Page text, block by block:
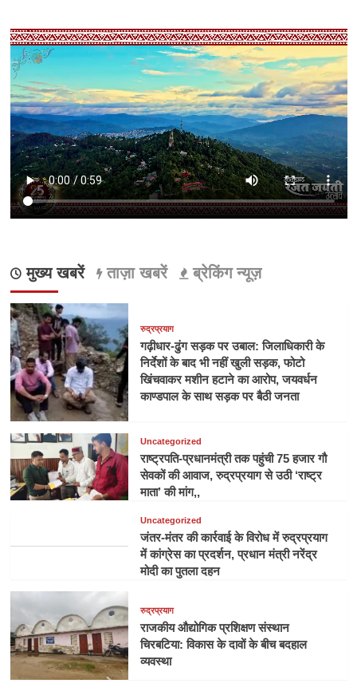
मुख्य खबरें ताज़ा खबरें ब्रेकिंग न्यूज़
रुद्रप्रयाग
गढ़ीधार-ढुंग सड़क पर उबाल: जिलाधिकारी के
निर्देशों के बाद भी नहीं खुली सड़क, फोटो
खिंचवाकर मशीन हटाने का आरोप, जयवर्धन
काण्डपाल के साथ सड़क पर बैठी जनता
Uncategorized
राष्ट्रपति-प्रधानमंत्री तक पहुंची 75 हजार गौ
सेवकों की आवाज, रुद्रप्रयाग से उठी ‘राष्ट्र
माता’ की मांग,,
Uncategorized
जंतर-मंतर की कार्रवाई के विरोध में रुद्रप्रयाग
में कांग्रेस का प्रदर्शन, प्रधान मंत्री नरेंद्र
मोदी का पुतला दहन
रुद्रप्रयाग
राजकीय औद्योगिक प्रशिक्षण संस्थान
चिरबटिया: विकास के दावों के बीच बदहाल
व्यवस्था